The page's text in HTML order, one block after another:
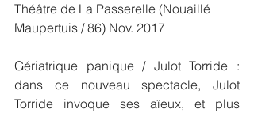
Théâtre de La Passerelle (Nouaillé
Maupertuis / 86) Nov. 2017
Gériatrique panique / Julot Torride :
dans ce nouveau spectacle, Julot
Torride invoque ses aïeux, et plus